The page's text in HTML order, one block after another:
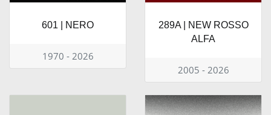
601 | NERO
1970 - 2026
289A | NEW ROSSO
ALFA
2005 - 2026